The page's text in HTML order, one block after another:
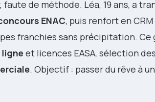
de méthode. Léa, 19 ans, a
ENAC, puis renfort en
franchies sans précipitation. Ce
et licences EASA, sélection
. Objectif : passer du rêve à